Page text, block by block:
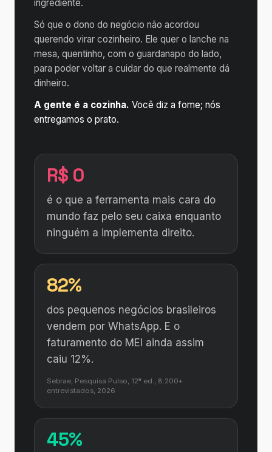
ingrediente.
Só que o dono do negócio não acordou
querendo virar cozinheiro. Ele quer o lanche na
mesa, quentinho, com o guardanapo do lado,
para poder voltar a cuidar do que realmente dá
dinheiro.
A gente é a cozinha. Você diz a fome; nós
entregamos o prato.
R$ 0
é o que a ferramenta mais cara do
mundo faz pelo seu caixa enquanto
ninguém a implementa direito.
82%
dos pequenos negócios brasileiros
vendem por WhatsApp. E o
faturamento do MEI ainda assim
caiu 12%.
Sebrae, Pesquisa Pulso, 12ª ed., 8.200+
entrevistados, 2026
45%